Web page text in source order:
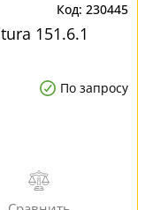
230445
151.6.1
По запросу